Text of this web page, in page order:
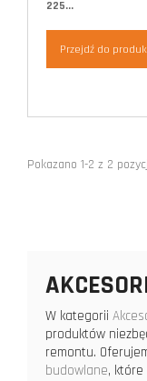
225...
Przejdź do
Pokazano 1-2 z 2
W kategorii
produktów
remontu.
budowlane,